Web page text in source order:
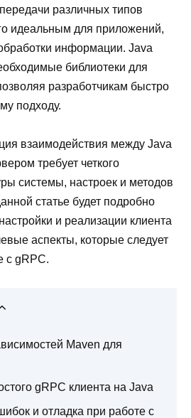
различных типов
идеальным для приложений,
информации. Java
библиотеки для
разработчикам быстро
подходу.
взаимодействия между Java
требует четкого
системы, настроек и методов
статье будет подробно
и реализации клиента
аспекты, которые следует
с gRPC.
Maven для
gRPC клиента на Java
и отладка при работе с